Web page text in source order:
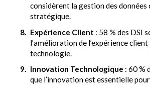
considèrent la gestion des
stratégique.
Expérience Client : 58 % des DSI
l’amélioration de l’expérience client
technologie.
Innovation Technologique : 60 %
que l’innovation est essentielle